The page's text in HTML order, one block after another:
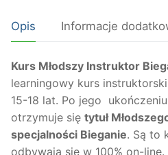
-
Bieganie
wiek
15-
18
lat
Opis Informacje
Kurs Młodszy Instruktor
learningowy kurs
15-18 lat. Po jego
otrzymuje się tytuł
specjalności Bieganie. Są to
odbywają się w 100% on-line.